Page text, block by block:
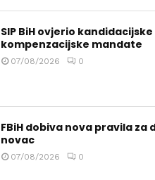
SIP BiH ovjerio
kompenzacijske mandate
07/08/2026 0
FBiH dobiva nova pravila za
novac
07/08/2026 0